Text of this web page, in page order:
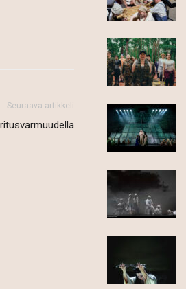
Seuraava artikkeli